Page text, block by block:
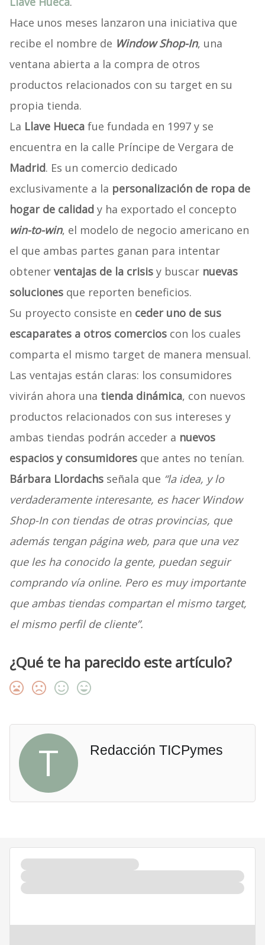
Hace unos meses lanzaron una iniciativa que
recibe el nombre de Window Shop-In, una
ventana abierta a la compra de otros
productos relacionados con su target en su
propia tienda.
La Llave Huecafue fundada en 1997 y se
encuentra en la calle Príncipe de Vergara de
Madrid. Es un comercio dedicado
exclusivamente a la personalización de ropa de
hogar de calidady ha exportado el concepto
win-to-win, el modelo de negocio americano en
el que ambas partes ganan para intentar
obtenerventajas de la crisisy buscar nuevas
solucionesque reporten beneficios.
Su proyecto consiste en ceder uno de sus
escaparates a otros comercioscon los cuales
comparta el mismo target de manera mensual.
Las ventajas están claras: los consumidores
vivirán ahora una tienda dinámica, con nuevos
productos relacionados con sus intereses y
ambas tiendas podrán acceder a nuevos
espacios y consumidoresque antes no tenían.
Bárbara Llordachsseñala que “la idea, y lo
verdaderamente interesante, es hacer Window
Shop-In con tiendas de otras provincias, que
además tengan página web, para que una vez
que les ha conocido la gente, puedan seguir
comprando vía online. Pero es muy importante
que ambas tiendas compartan el mismo target,
el mismo perfil de cliente”.
¿Qué te ha parecido este artículo?
T Redacción TICPymes